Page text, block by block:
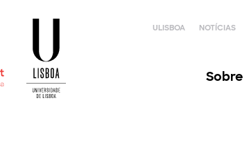
ULISBOA NOTÍCIAS
Sobre